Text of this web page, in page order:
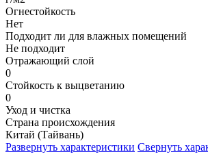
Огнестойкость
Нет
Подходит ли для влажных помещений
Не подходит
Отражающий слой
0
Стойкость к выцветанию
0
Уход и чистка
Страна происхождения
Китай (Тайвань)
Развернуть характеристики Свернуть